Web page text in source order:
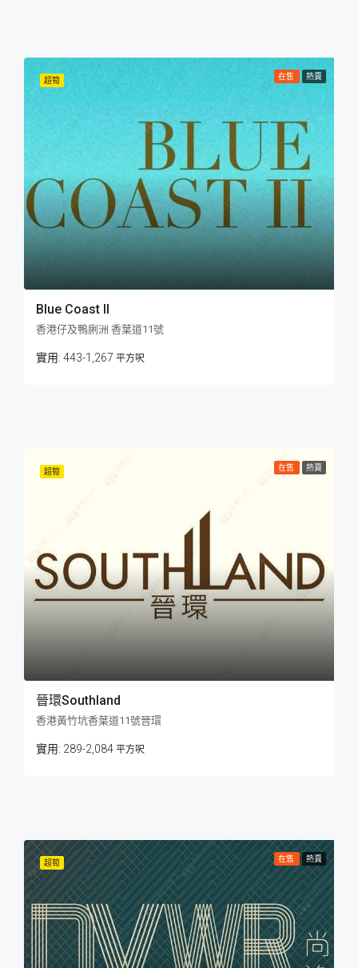
超筍 在售 熱賣
Blue Coast II
香港仔及鴨脷洲 香葉道11號
443-1,267 平方呎
超筍 在售 熱賣
晉環Southland
香港黃竹坑香葉道11號晉環
289-2,084 平方呎
超筍 在售 熱賣